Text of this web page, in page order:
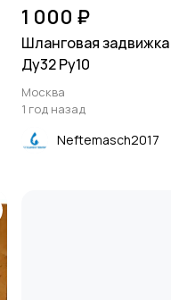
1 000 ₽
Шланговая задвижка
Ду32 Ру10
Москва
1 год назад
Neftemasch2017